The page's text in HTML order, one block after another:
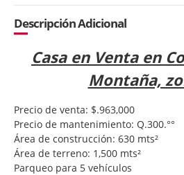
Descripción Adicional
Casa en Venta en
Montaña,
Precio de venta: $.963,000
Precio de mantenimiento: Q.300.°°
Área de construcción: 630 mts²
Área de terreno: 1,500 mts²
Parqueo para 5 vehículos